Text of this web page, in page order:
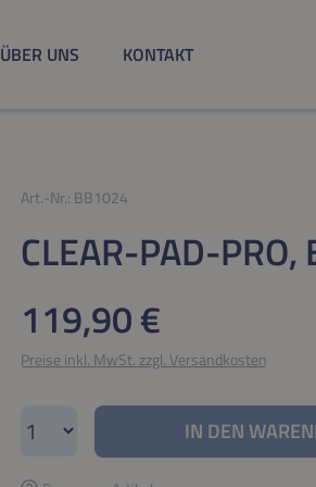
ÜBER UNS KONTAKT
Art.-Nr.: BB1024
CLEAR-PAD-PRO,
Regulärer Preis:
119,90 €
Preise inkl. MwSt. zzgl. Versandkosten
Produkt Anzahl: Gib den
IN DEN